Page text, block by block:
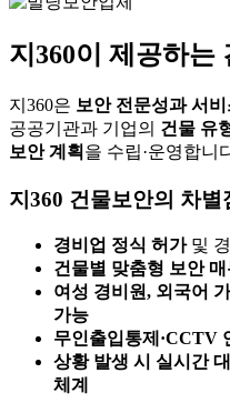
지360이 제공하는
지360은 보안 전문성과 서
공공기관과 기업의 건물 유
보안 계획 을 수립·운영합니
지360 건물보안의 차별
경비업 정식 허가및
건물별 맞춤형 보안
여성 경비원, 외국어
가능
무인출입통제·CCTV
상황 발생 시 실시간
체계